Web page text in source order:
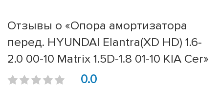
Отзывы о «Опора амортизатора
перед. HYUNDAI Elantra(XD HD) 1.6-
2.0 00-10 Matrix 1.5D-1.8 01-10 KIA Cer»
0.0